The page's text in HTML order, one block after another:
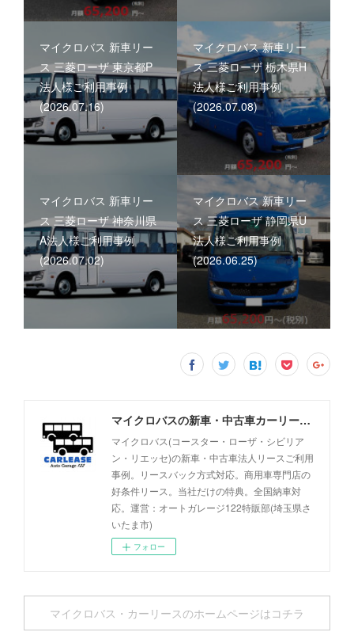
マイクロバス 新車リー
ス 三菱ローザ 東京都P
法人様ご利用事例
(2026.07.16)
マイクロバス 新車リー
ス 三菱ローザ 栃木県H
法人様ご利用事例
(2026.07.08)
マイクロバス 新車リー
ス 三菱ローザ 神奈川県
A法人様ご利用事例
(2026.07.02)
マイクロバス 新車リー
ス 三菱ローザ 静岡県U
法人様ご利用事例
(2026.06.25)
マイクロバスの新車・中古車カーリース事例 - オートガレージ122
マイクロバス(コースター・ローザ・シビリア
ン・リエッセ)の新車・中古車法人リースご利用
事例。リースバック方式対応。商用車専門店の
好条件リース。当社だけの特典。全国納車対
応。運営：オートガレージ122特販部(埼玉県さ
いたま市)
フォロー
マイクロバス・カーリースのホームページはコチラ